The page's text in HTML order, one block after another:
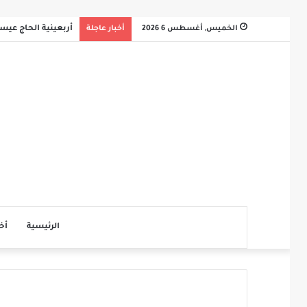
الخميس, أغسطس 6 2026 أخبار عاجلة أربعينية الحاج
الرئيسية